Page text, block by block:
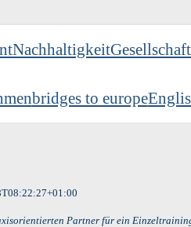
NachhaltigkeitGesellschaft
bridges to europe
Partner für ein